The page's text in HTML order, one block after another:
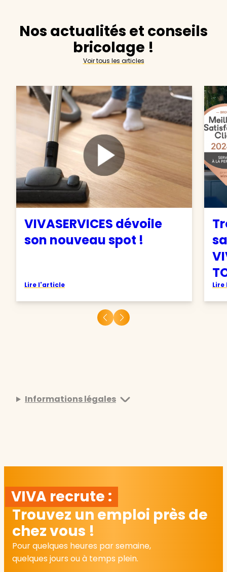
Nos actualités et conseils
bricolage !
Voir tous les articles
VIVASERVICES dévoile
son nouveau spot !
Lire l'article
Informations légales
VIVA recrute :
Trouvez un emploi près de
chez vous !
Pour quelques heures par semaine,
quelques jours ou à temps plein.